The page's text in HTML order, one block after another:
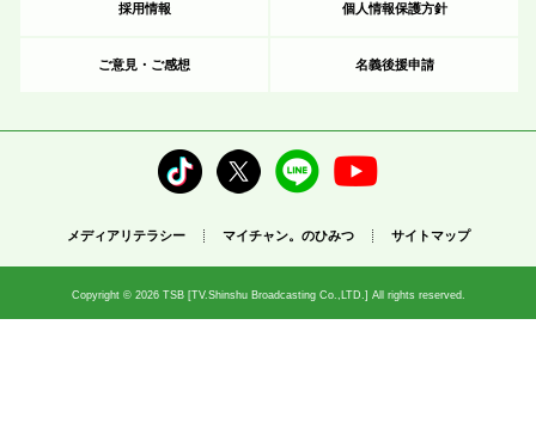
採用情報 個人情報保護方針
ご意見・ご感想 名義後援申請
メディアリテラシー マイチャン。のひみつ サイトマップ
Copyright © 2026 TSB [TV.Shinshu Broadcasting Co.,LTD.] All rights reserved.